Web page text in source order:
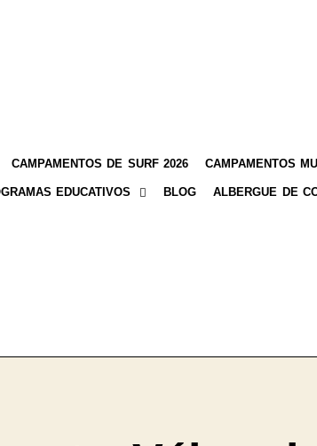
CAMPAMENTOS DE SURF 2026 CAMPAMENTOS
EDUCATIVOS BLOG ALBERGUE DE